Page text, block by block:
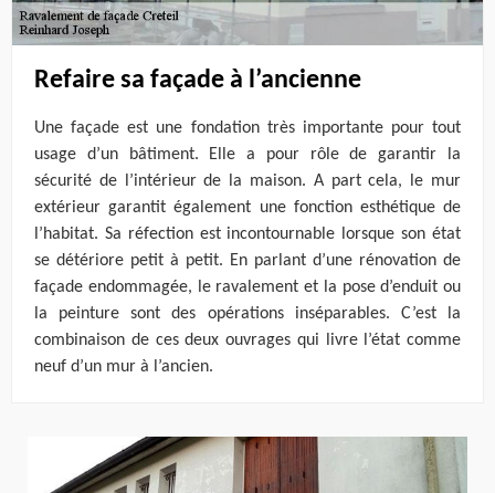
Refaire sa façade à l’ancienne
Une façade est une fondation très importante pour tout
usage d’un bâtiment. Elle a pour rôle de garantir la
sécurité de l’intérieur de la maison. A part cela, le mur
extérieur garantit également une fonction esthétique de
l’habitat. Sa réfection est incontournable lorsque son état
se détériore petit à petit. En parlant d’une rénovation de
façade endommagée, le ravalement et la pose d’enduit ou
la peinture sont des opérations inséparables. C’est la
combinaison de ces deux ouvrages qui livre l’état comme
neuf d’un mur à l’ancien.